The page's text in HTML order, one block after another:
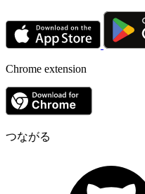
Chrome extension
つながる